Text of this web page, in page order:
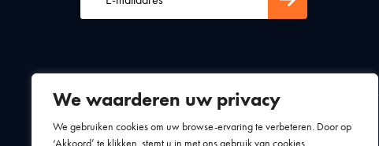
We waarderen uw privacy
We gebruiken cookies om uw browse-ervaring te verbeteren. Door op
‘Akkoord’ te klikken, stemt u in met ons gebruik van cookies.
Algemene voorwaardenPrivacy statement